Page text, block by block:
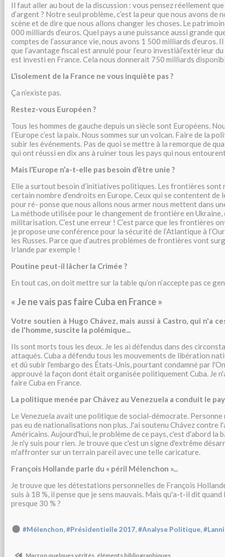
Il faut aller au bout de la discussion : vous pensez réellement
d’argent ? Notre seul problème, c’est la peur que nous avons de
scène et de dire que nous allons changer les choses. Le
000 milliards d’euros. Quel pays a une puissance aussi grande
comptes de l’assurance vie, nous avons 1 500 milliards d’euros.
que l’avantage fiscal est annulé pour l’euro investiàl’extérieur
est investi en France. Cela nous donnerait 750 milliards
L’isolement de la France ne vous inquiète pas ?
Ça n’existe pas.
Restez-vous Européen ?
Tous les hommes de gauche depuis un siècle sont Européens.
l’Europe c’est la paix. Nous sommes sur un volcan. Faire de la
subir les événements. Pas de quoi se mettre à la remorque de
qui ont réussi en dix ans à ruiner tous les pays qui nous
Mais l’Europe n’a-t-elle pas besoin d’être unie ?
Elle a surtout besoin d’initiatives politiques. Les frontières sont
certain nombre d’endroits en Europe. Ceux qui se contentent de
pour ré- ponse que nous allons nous armer nous mettent dans
La méthode utilisée pour le changement de frontière en Ukraine,
militarisation. C’est une erreur ! C’est parce que les frontières
je propose une conférence pour la sécurité de l’Atlantique à
les Russes. Parce que d’autres problèmes de frontières vont
Irlande par exemple !
Poutine peut-il lâcher la Crimée ?
En tout cas, on doit mettre sur la table qu’on n’accepte pas ce
«Je ne vais pas faire Cuba en France»
Votre soutien à Hugo Chávez, mais aussi à Castro, qui n'a
de l'homme, suscite la polémique...
Ils sont morts tous les deux. Je les ai défendus dans des
attaqués. Cuba a défendu tous les mouvements de libération
et dû subir l'embargo des États-Unis, pourtant condamné par
approuvé la façon dont était organisée politiquement Cuba. Je
faire Cuba en France.
La politique menée par Chávez au Venezuela a conduit le
Le Venezuela avait une politique de social-démocrate. Personne
pas eu de nationalisations non plus. J'ai soutenu Chávez contre
Américains. Aujourd'hui, le problème de ce pays, c'est d'abord la
Je n'y suis pour rien. Je trouve que c'est un signe d'extrême
m'affronter sur un terrain pareil avec une telle caricature.
François Hollande parle du « péril Mélenchon »...
Je trouve que les détestations personnelles de François
suis à 18 %, il pense que je sens mauvais. Mais qu'a-t-il dit
presque 30 % ?
#Mélenchon,#Présidentielle 2017,#Analyse Politique,
Macron quelques vérités, éléments bibliographiques